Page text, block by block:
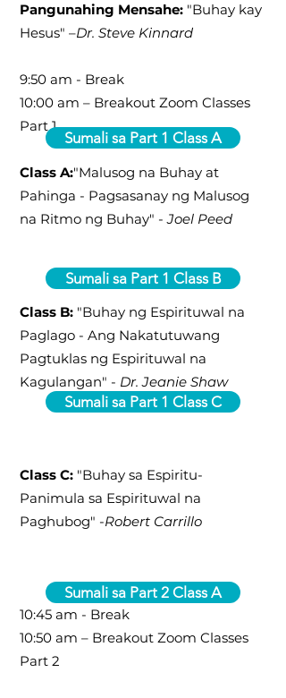
Pangunahing Mensahe: "Buhay kay
Hesus" –Dr. Steve Kinnard
9:50 am - Break
10:00 am – Breakout Zoom Classes
Part 1
Class A:"Malusog na Buhay at
Pahinga - Pagsasanay ng Malusog
na Ritmo ng Buhay" -Joel Peed
Class B: "Buhay ng Espirituwal na
Paglago - Ang Nakatutuwang
Pagtuklas ng Espirituwal na
Kagulangan" - Dr. Jeanie Shaw
Class C: "Buhay sa Espiritu-
Panimula sa Espirituwal na
Paghubog" -Robert Carrillo
10:45 am - Break
10:50 am – Breakout Zoom Classes
Part 2
Sumali sa Part 1 Class A
Sumali sa Part 1 Class B
Sumali sa Part 1 Class C
Sumali sa Part 2 Class A